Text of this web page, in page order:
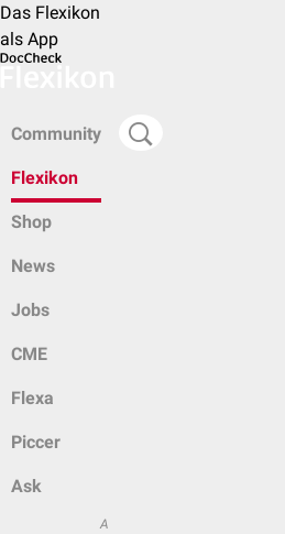
Das Flexikon
als App
Community
Flexikon
Shop
News
Jobs
CME
Flexa
Piccer
Ask
A